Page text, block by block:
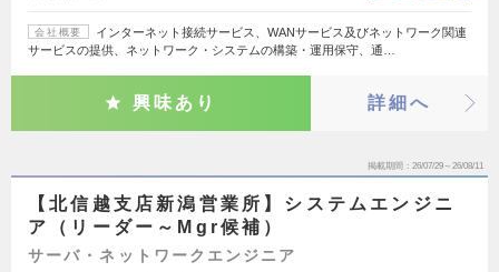
会社概要
インターネット接続サービス、WANサービス及びネットワーク関連
サービスの提供、ネットワーク・システムの構築・運用保守、通…
興味あり 詳細へ
掲載期間 26/07/29～26/08/11
【北信越支店新潟営業所】システムエンジニ
ア（リーダー～Mgr候補）
サーバ・ネットワークエンジニア